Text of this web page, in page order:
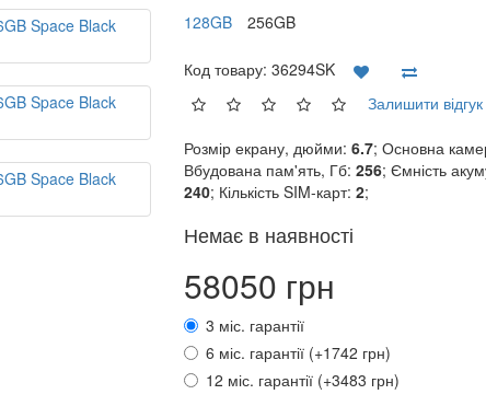
128GB 256GB
Код товару: 36294SK
Залишити відгук
Розмір екрану, дюйми: 6.7; Основна
Вбудована пам'ять, Гб: 256; Ємність
240; Кількість SIM-карт: 2;
Немає в наявності
58050 грн
3 міс. гарантії
6 міс. гарантії (+1742 грн)
12 міс. гарантії (+3483 грн)